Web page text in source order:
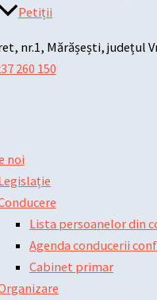
Petiții
nr.1, Mărășești, județul
260 150
noi
Lista persoanelor din
Agenda conducerii
Cabinet primar